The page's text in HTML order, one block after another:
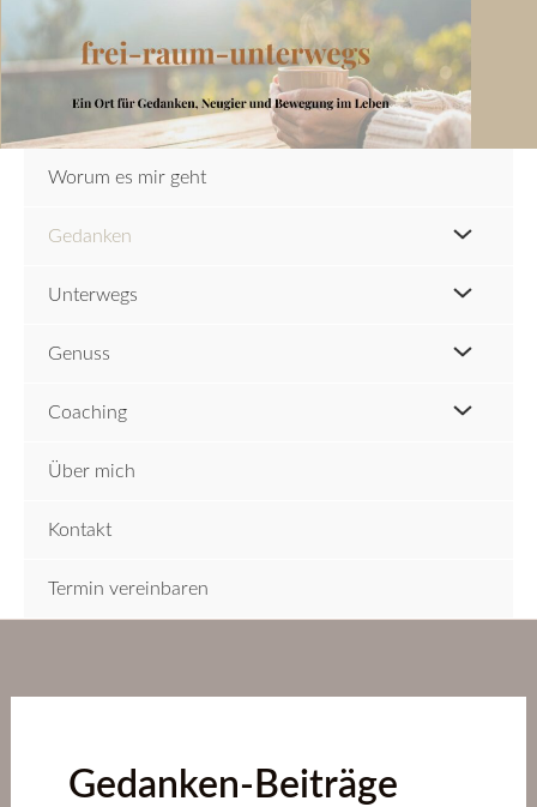
springen
Worum es mir geht
Gedanken
Unterwegs
Genuss
Coaching
Über mich
Kontakt
Termin vereinbaren
Gedanken-Beiträge